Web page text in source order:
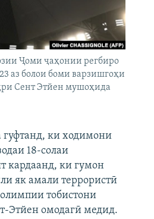
RL
Ҷоми ҷаҳонии регбиро
аз болои боми варзишгоҳи
Сент Этйен мушоҳида
ки ходимони
18-солаи
кардаанд, ки гумон
як амали террористӣ
тобистони
Этйен омодагӣ медид.